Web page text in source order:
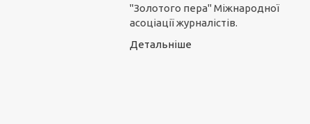
"Золотого пера" Міжнародної
асоціації журналістів.
Детальніше